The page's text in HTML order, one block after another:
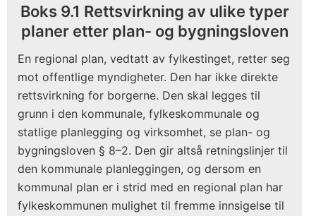
Boks 9.1 Rettsvirkning av ulike typer
planer etter plan- og bygningsloven
En regional plan, vedtatt av fylkestinget, retter seg
mot offentlige myndigheter. Den har ikke direkte
rettsvirkning for borgerne. Den skal legges til
grunn i den kommunale, fylkeskommunale og
statlige planlegging og virksomhet, se plan- og
bygningsloven § 8–2. Den gir altså retningslinjer til
den kommunale planleggingen, og dersom en
kommunal plan er i strid med en regional plan har
fylkeskommunen mulighet til fremme innsigelse til